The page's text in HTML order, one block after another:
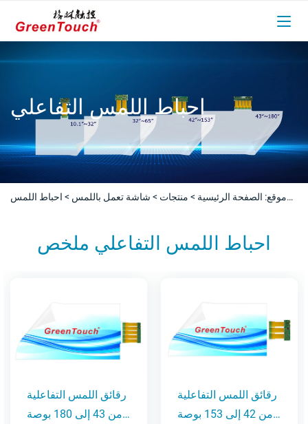
احباط اللمس التفاعلي
موقع: الصفحة الرئيسية > منتجات > شاشة تعمل باللمس > احباط اللمس
احباط اللمس التفاعلي ملخص
رقائق اللمس التفاعلية
من 43 إلى 180 بوصة
رقائق اللمس التفاعلية
من 42 إلى 153 بوصة